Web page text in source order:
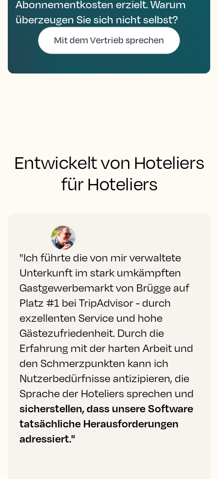
Abonnementkosten erzielt. Warum
überzeugen Sie sich nicht selbst?
Mit dem Vertrieb sprechen
Entwickelt von Hoteliers
für Hoteliers
"Ich führte die von mir verwaltete
Unterkunft im stark umkämpften
Gastgewerbemarkt von Brügge auf
Platz #1 bei TripAdvisor - durch
exzellenten Service und hohe
Gästezufriedenheit. Durch die
Erfahrung mit der harten Arbeit und
den Schmerzpunkten kann ich
Nutzerbedürfnisse antizipieren, die
Sprache der Hoteliers sprechen und
sicherstellen, dass unsere Software
tatsächliche Herausforderungen
adressiert."